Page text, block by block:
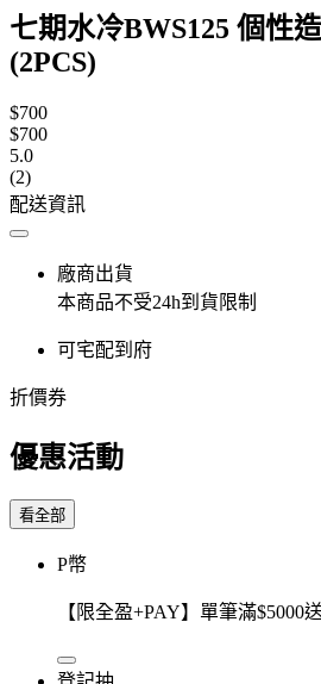
七期水冷BWS125 個性
(2PCS)
$700
$700
5.0
(2)
配送資訊
廠商出貨
本商品不受24h到貨限制
可宅配到府
折價券
優惠活動
看全部
P幣
【限全盈+PAY】單筆滿$5000